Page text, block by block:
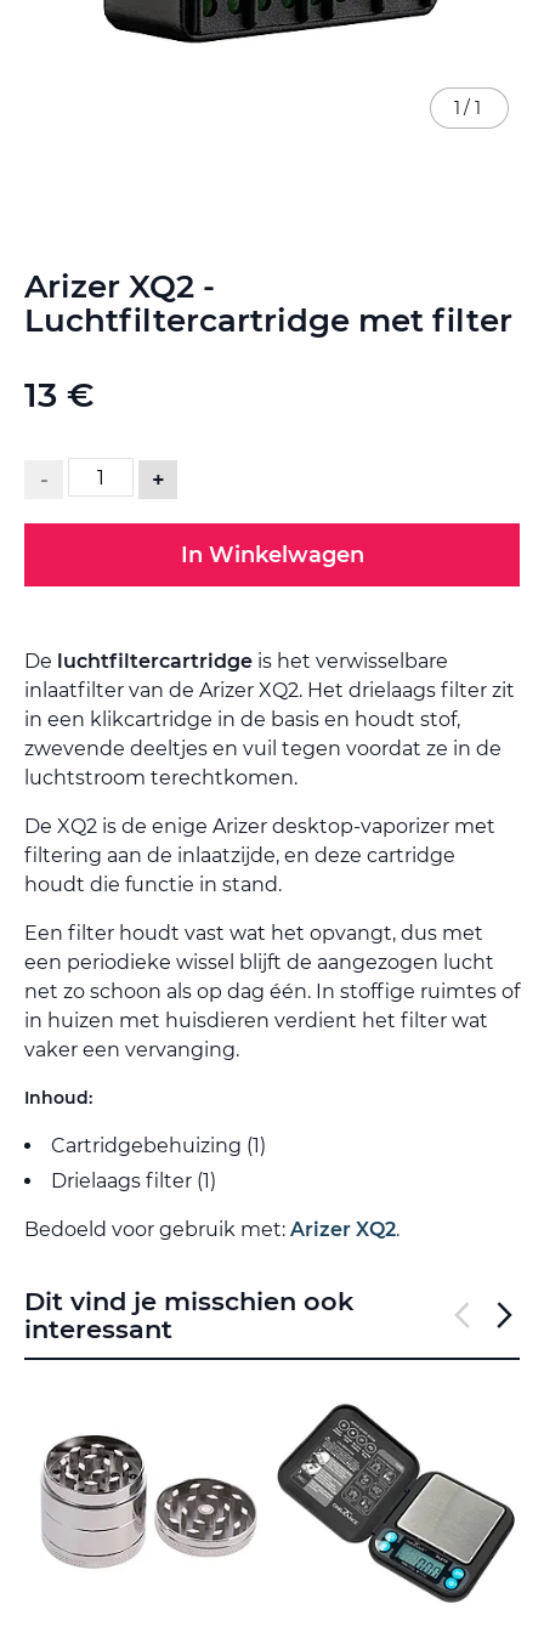
Arizer XQ2 -
Luchtfiltercartridge met filter
13 €
- +
In Winkelwagen
De luchtfiltercartridge is het verwisselbare
inlaatfilter van de Arizer XQ2. Het drielaags filter zit
in een klikcartridge in de basis en houdt stof,
zwevende deeltjes en vuil tegen voordat ze in de
luchtstroom terechtkomen.
De XQ2 is de enige Arizer desktop-vaporizer met
filtering aan de inlaatzijde, en deze cartridge
houdt die functie in stand.
Een filter houdt vast wat het opvangt, dus met
een periodieke wissel blijft de aangezogen lucht
net zo schoon als op dag één. In stoffige ruimtes of
in huizen met huisdieren verdient het filter wat
vaker een vervanging.
Inhoud:
Cartridgebehuizing (1)
Drielaags filter (1)
Bedoeld voor gebruik met: Arizer XQ2.
1 / 1
naar
het
begin
de
afbeeldingen-
Dit vind je misschien ook
interessant